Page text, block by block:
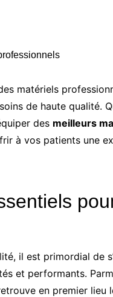
matériels
de haute qualité.
des meilleurs
à vos patients une
il est primordial de
et performants.
en premier lieu